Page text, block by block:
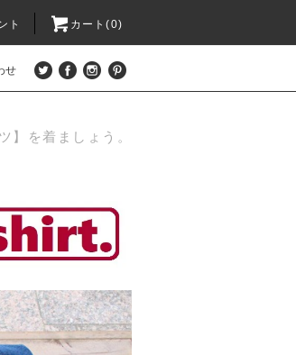
ト カート(0)
せ
】を着ましょう。